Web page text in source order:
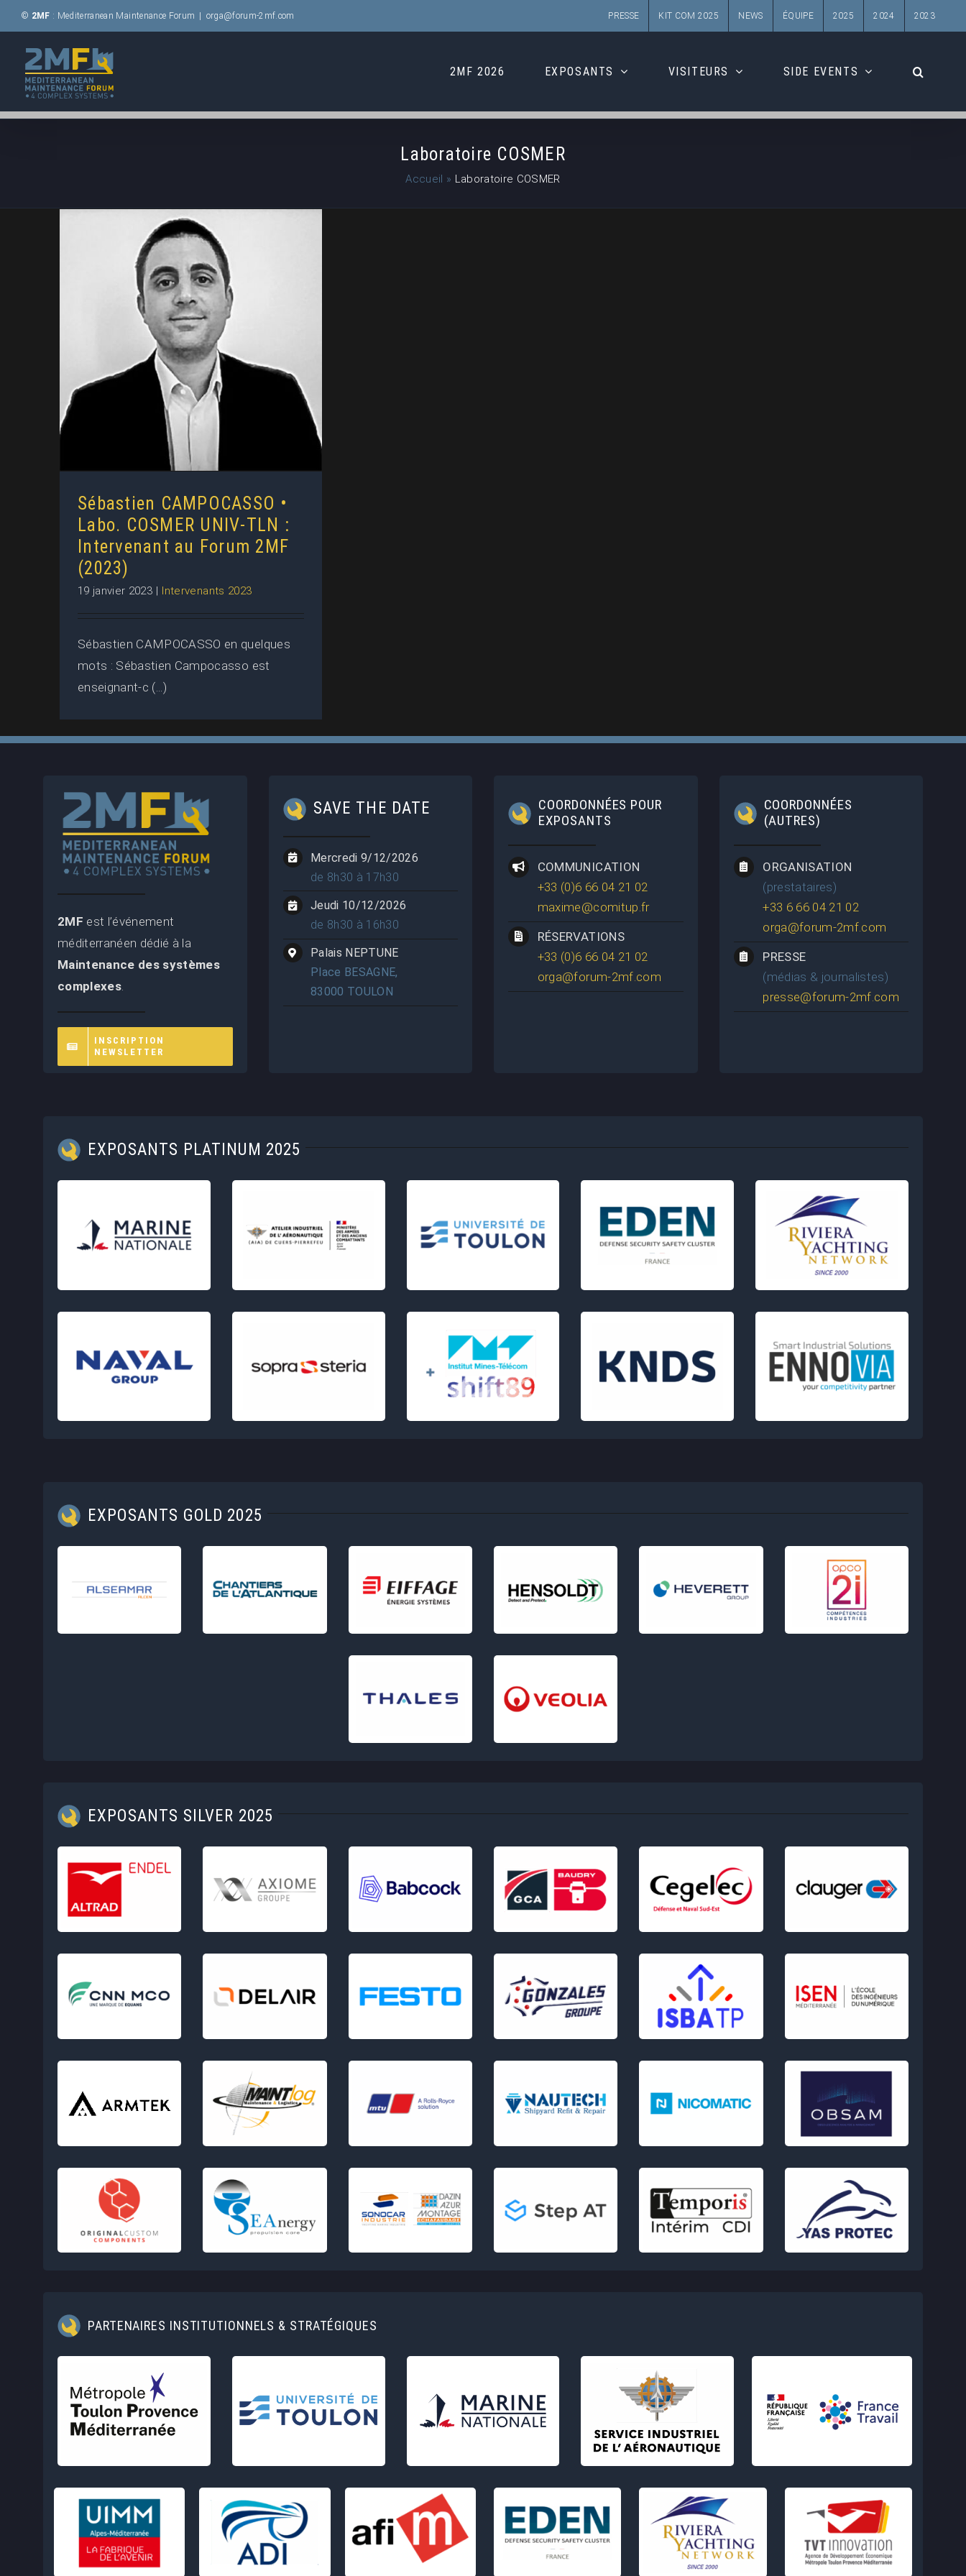
Passer
au
contenu
© 2MF : Mediterranean Maintenance Forum orga@forum-2mf.com PRESSE KIT COM 2025 NEWS ÉQUIPE 2025 2024 2023
2MF 2026 EXPOSANTS VISITEURS SIDE EVENTS
Laboratoire COSMER
Accueil » Laboratoire COSMER
Sébastien CAMPOCASSO •
Labo. COSMER UNIV-TLN :
Intervenant au Forum 2MF
(2023)
Sébastien CAMPOCASSO •
Labo. COSMER UNIV-TLN :
Intervenant au Forum 2MF
(2023)
19 janvier 2023 | Intervenants 2023
Sébastien CAMPOCASSO en quelques
mots : Sébastien Campocasso est
enseignant-c (...)
2MF est l’événement
méditerranéen dédié à la
Maintenance des systèmes
complexes.
INSCRIPTION
NEWSLETTER
SAVE THE DATE
Mercredi 9/12/2026
de 8h30 à 17h30
Jeudi 10/12/2026
de 8h30 à 16h30
Palais NEPTUNE
Place BESAGNE,
83000 TOULON
COORDONNÉES POUR
EXPOSANTS
COMMUNICATION
+33 (0)6 66 04 21 02
maxime@comitup.fr
RÉSERVATIONS
+33 (0)6 66 04 21 02
orga@forum-2mf.com
COORDONNÉES
(AUTRES)
ORGANISATION
(prestataires)
+33 6 66 04 21 02
orga@forum-2mf.com
PRESSE
(médias & journalistes)
presse@forum-2mf.com
EXPOSANTS PLATINUM 2025
EXPOSANTS GOLD 2025
EXPOSANTS SILVER 2025
PARTENAIRES INSTITUTIONNELS & STRATÉGIQUES